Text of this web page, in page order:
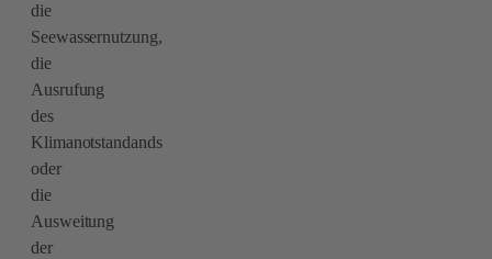
die
Seewassernutzung,
die
Ausrufung
des
Klimanotstandands
oder
die
Ausweitung
der